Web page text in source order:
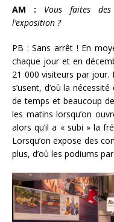
AM :
Vous faites des
l’exposition ?
PB : Sans arrêt ! En
chaque jour et en
21 000 visiteurs par jour.
s’usent, d’où la
de temps et beaucoup
les matins lorsqu’on
alors qu’il a « subi » la
Lorsqu’on expose des
plus, d’où les podiums